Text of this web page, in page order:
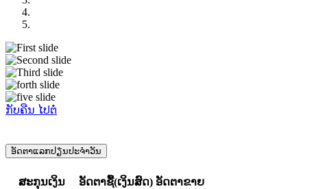
ກັບຄືນ ໄປຕໍ່
ອັດຕາແລກປຽ່ນປະຈຳວັນ
ສະກຸນເງິນ ອັດຕາຊື້(ເງິນສົດ) ອັດຕາຂາຍ